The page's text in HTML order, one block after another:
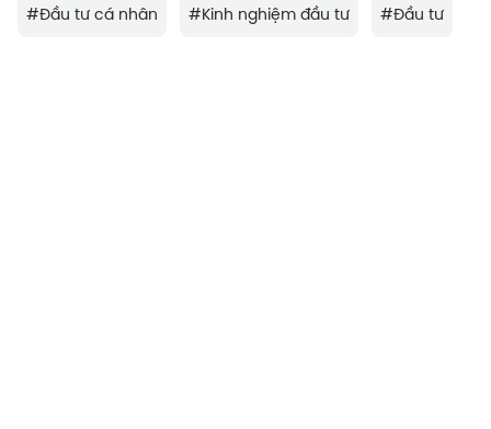
#Đầu tư cá nhân #Kinh nghiệm đầu tư #Đầu tư